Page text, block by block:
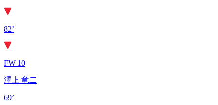
82’
FW 10
澤上 竜二
69’